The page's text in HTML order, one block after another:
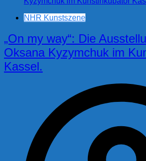
NHR Kunstszene
„On my way“: Die
Oksana Kyzymchuk im
Kassel.